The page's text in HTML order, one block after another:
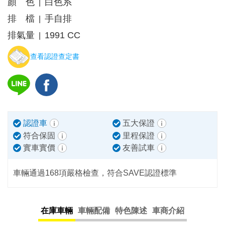
顏 色
白色系
排 檔
手自排
排氣量
1991 CC
查看認證查定書
認證車
五大保證
符合保固
里程保證
實車實價
友善試車
車輛通過168項嚴格檢查，符合SAVE認證標準
在庫車輛 車輛配備 特色陳述 車商介紹